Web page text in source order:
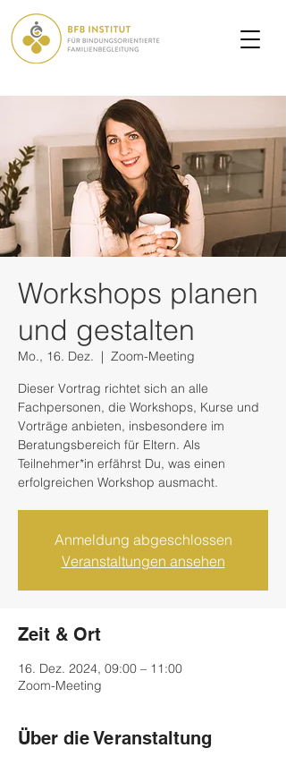
Workshops planen
und gestalten
Mo., 16. Dez.
  |
Zoom-Meeting
Dieser Vortrag richtet sich an alle
Fachpersonen, die Workshops, Kurse und
Vorträge anbieten, insbesondere im
Beratungsbereich für Eltern. Als
Teilnehmer*in erfährst Du, was einen
erfolgreichen Workshop ausmacht.
Anmeldung abgeschlossen
Veranstaltungen ansehen
Zeit & Ort
16. Dez. 2024, 09:00 – 11:00
Zoom-Meeting
Über die Veranstaltung